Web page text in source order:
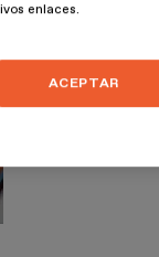
enlaces.
ACEPTAR